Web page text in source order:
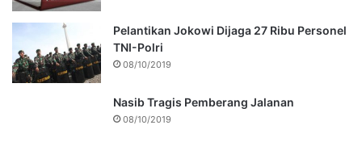
Pelantikan Jokowi Dijaga 27 Ribu Personel
TNI-Polri
08/10/2019
Nasib Tragis Pemberang Jalanan
08/10/2019